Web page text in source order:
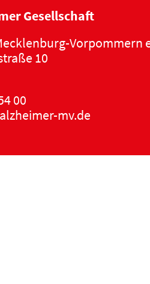
Gesellschaft
Vorpommern
10
00
mv.de